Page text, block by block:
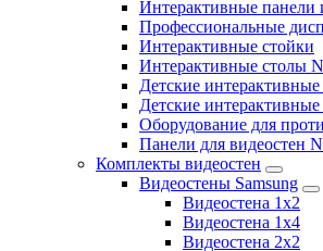
Интерактивные панели
Профессиональные
Интерактивные стойки
Интерактивные столы
Детские
Детские
Оборудование для
Панели для видеостен
Комплекты видеостен
Видеостены Samsung
Видеостена 1x2
Видеостена 1x4
Видеостена 2x2